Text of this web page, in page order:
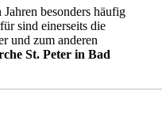
besonders häufig
sind einerseits die
und zum anderen
St. Peter in Bad